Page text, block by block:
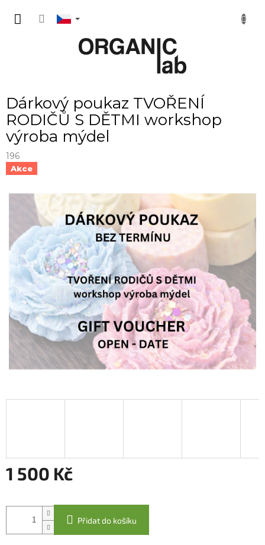
obsah
Dárkový poukaz TVOŘENÍ
RODIČŮ S DĚTMI workshop
výroba mýdel
196
Akce
1 500 Kč
cena:
Přidat do košíku